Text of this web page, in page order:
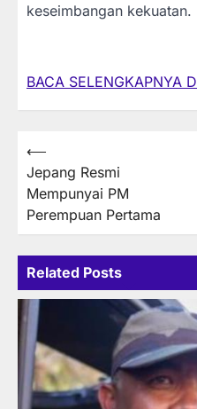
keseimbangan kekuatan.
BACA SELENGKAPNYA
Post
navigation
⟵
Jepang Resmi
Mempunyai PM
Perempuan Pertama
Related Posts